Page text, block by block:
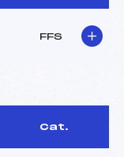
FFS
Cat.